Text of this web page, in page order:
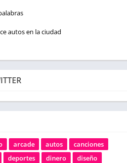
autos en la ciudad
arcade autos
canciones
deportes dinero
diseño